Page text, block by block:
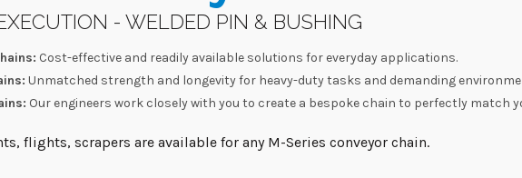
- WELDED PIN & BUSHING
Cost-effective and readily available solutions for everyday applications.
Unmatched strength and longevity for heavy-duty tasks and demanding
Our engineers work closely with you to create a bespoke chain to perfectly match
flights, scrapers are available for any M-Series conveyor chain.